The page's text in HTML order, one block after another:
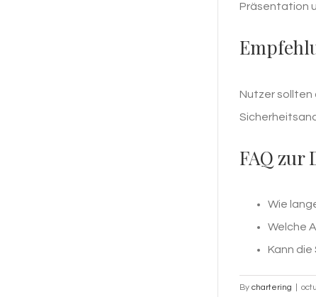
Präsentation
Nutzer sollten
FAQ zur
Wie
Welche
Kann
By chartering